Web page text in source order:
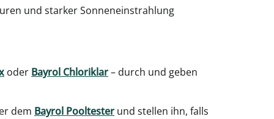
und starker Sonneneinstrahlung
oder Bayrol Chloriklar– durch und geben
dem Bayrol Pooltester und stellen ihn, falls